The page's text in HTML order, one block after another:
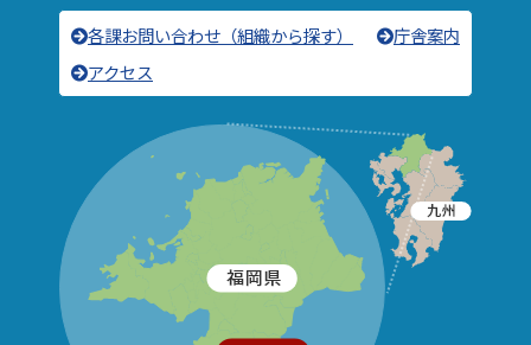
各課お問い合わせ（組織から探す）
庁舎案内
アクセス